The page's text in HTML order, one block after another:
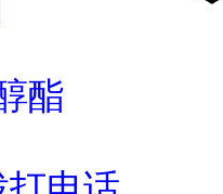
酯